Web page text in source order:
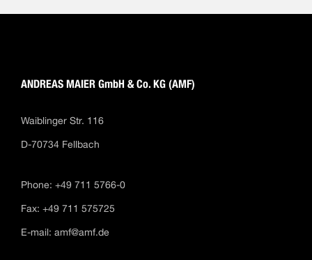
ANDREAS MAIER GmbH & Co. KG (AMF)
Waiblinger Str. 116
D-70734 Fellbach
Phone: +49 711 5766-0
Fax: +49 711 575725
E-mail: amf@amf.de